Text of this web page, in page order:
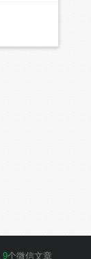
9个微信文章